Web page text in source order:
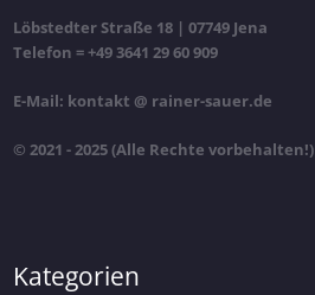
Löbstedter Straße 18 | 07749 Jena
Telefon = +49 3641 29 60 909
E-Mail: kontakt @ rainer-sauer.de
© 2021 - 2025 (Alle Rechte vorbehalten!)
Kategorien